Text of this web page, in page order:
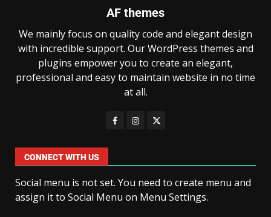
AF themes
We mainly focus on quality code and elegant design
with incredible support. Our WordPress themes and
plugins empower you to create an elegant,
professional and easy to maintain website in no time
at all.
CONNECT WITH US
Social menu is not set. You need to create menu and
assign it to Social Menu on Menu Settings.